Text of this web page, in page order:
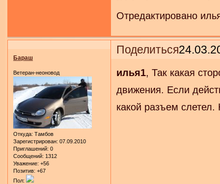
Отредактировано
Поделиться
Бараш
Ветеран-неоновод
Откуда: Тамбов
Зарегистрирован: 07.09.2010
Приглашений: 0
Сообщений: 1312
Уважение: +56
Позитив: +67
Пол:
илья1, Так какая
движения. Если
какой разъем